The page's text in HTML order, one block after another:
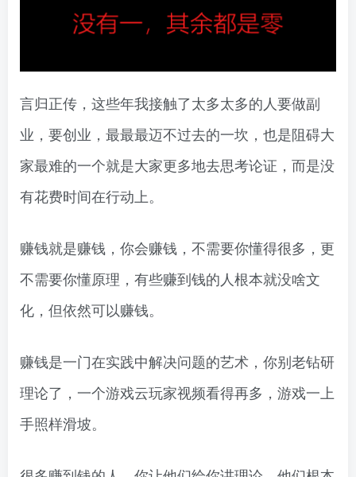
言归正传，这些年我接触了太多太多的人要做副
业，要创业，最最最迈不过去的一坎，也是阻碍大
家最难的一个就是大家更多地去思考论证，而是没
有花费时间在行动上。
赚钱就是赚钱，你会赚钱，不需要你懂得很多，更
不需要你懂原理，有些赚到钱的人根本就没啥文
化，但依然可以赚钱。
赚钱是一门在实践中解决问题的艺术，你别老钻研
理论了，一个游戏云玩家视频看得再多，游戏一上
手照样滑坡。